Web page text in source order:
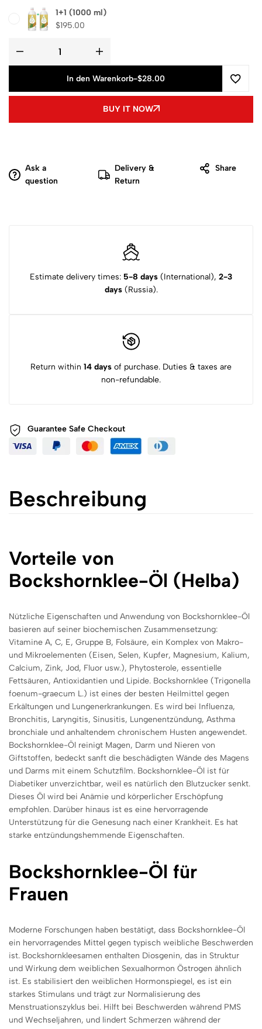
1+1 (1000 ml)
$195.00
In den Warenkorb-$28.00
BUY IT NOW
Ask a
question
Delivery &
Return
Share
Estimate delivery times: 5-8 days (International), 2-3
days(Russia).
Return within 14 days of purchase. Duties & taxes are
non-refundable.
Guarantee Safe Checkout
Beschreibung
Vorteile von
Bockshornklee-Öl (Helba)
Nützliche Eigenschaften und Anwendung von Bockshornklee-Öl
basieren auf seiner biochemischen Zusammensetzung:
Vitamine A, C, E, Gruppe B, Folsäure, ein Komplex von Makro-
und Mikroelementen (Eisen, Selen, Kupfer, Magnesium, Kalium,
Calcium, Zink, Jod, Fluor usw.), Phytosterole, essentielle
Fettsäuren, Antioxidantien und Lipide. Bockshornklee (Trigonella
foenum-graecum L.) ist eines der besten Heilmittel gegen
Erkältungen und Lungenerkrankungen. Es wird bei Influenza,
Bronchitis, Laryngitis, Sinusitis, Lungenentzündung, Asthma
bronchiale und anhaltendem chronischem Husten angewendet.
Bockshornklee-Öl reinigt Magen, Darm und Nieren von
Giftstoffen, bedeckt sanft die beschädigten Wände des Magens
und Darms mit einem Schutzfilm. Bockshornklee-Öl ist für
Diabetiker unverzichtbar, weil es natürlich den Blutzucker senkt.
Dieses Öl wird bei Anämie und körperlicher Erschöpfung
empfohlen. Darüber hinaus ist es eine hervorragende
Unterstützung für die Genesung nach einer Krankheit. Es hat
starke entzündungshemmende Eigenschaften.
Bockshornklee-Öl für
Frauen
Moderne Forschungen haben bestätigt, dass Bockshornklee-Öl
ein hervorragendes Mittel gegen typisch weibliche Beschwerden
ist. Bockshornkleesamen enthalten Diosgenin, das in Struktur
und Wirkung dem weiblichen Sexualhormon Östrogen ähnlich
ist. Es stabilisiert den weiblichen Hormonspiegel, es ist ein
starkes Stimulans und trägt zur Normalisierung des
Menstruationszyklus bei. Hilft bei Beschwerden während PMS
und Wechseljahren, und lindert Schmerzen während der